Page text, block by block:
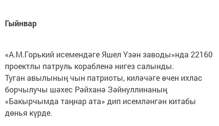
Гыйнвар
«А.М.Горький исемендәге Яшел Үзән заводы»нда 22160
проектлы патруль корабленә нигез салынды.
Туган авылының чын патриоты, киләчәге өчен ихлас
борчылучы шәхес Рәйханә Зәйнуллинаның
«Бакырчымда таңнар ата» дип исемләнгән китабы
дөнья күрде.